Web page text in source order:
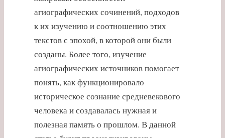
агиографических сочинений, подходов
к их изучению и соотношению этих
текстов с эпохой, в которой они были
созданы. Более того, изучение
агиографических источников помогает
понять, как функционировало
историческое сознание средневекового
человека и создавалась нужная и
полезная память о прошлом. В данной